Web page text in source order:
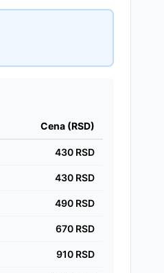
Cena (RSD)
430 RSD
430 RSD
490 RSD
670 RSD
910 RSD